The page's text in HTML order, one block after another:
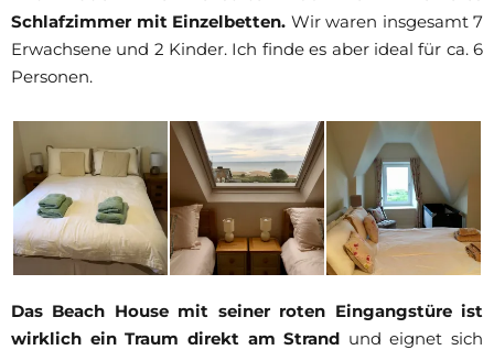
Schlafzimmer mit Einzelbetten. Wir waren insgesamt 7
Erwachsene und 2 Kinder. Ich finde es aber ideal für ca. 6
Personen.
Das Beach House mit seiner roten Eingangstüre ist
wirklich ein Traum direkt am Strand und eignet sich